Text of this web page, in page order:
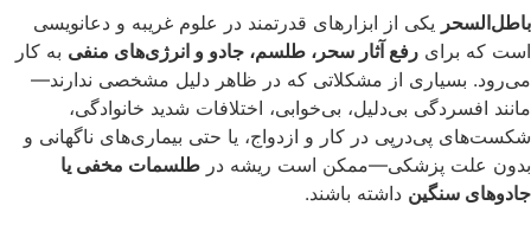
باطل‌السحر یکی از ابزارهای قدرتمند در علوم غریبه و دعانویسی
است که برای رفع آثار سحر، طلسم، جادو و انرژی‌های منفی به کار
می‌رود. بسیاری از مشکلاتی که در ظاهر دلیل مشخصی ندارند—
مانند افسردگی بی‌دلیل، بی‌خوابی، اختلافات شدید خانوادگی،
شکست‌های پی‌در‌پی در کار و ازدواج، یا حتی بیماری‌های ناگهانی و
بدون علت پزشکی—ممکن است ریشه در طلسمات مخفی یا
جادوهای سنگین داشته باشند.